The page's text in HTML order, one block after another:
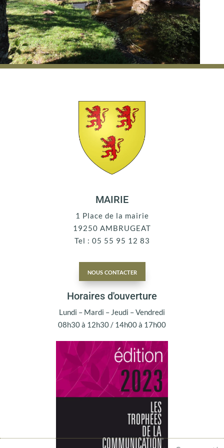
MAIRIE
1 Place de la mairie
19250 AMBRUGEAT
Tel : 05 55 95 12 83
nous contacter
Horaires d'ouverture
Lundi – Mardi – Jeudi – Vendredi
08h30 à 12h30 / 14h00 à 17h00